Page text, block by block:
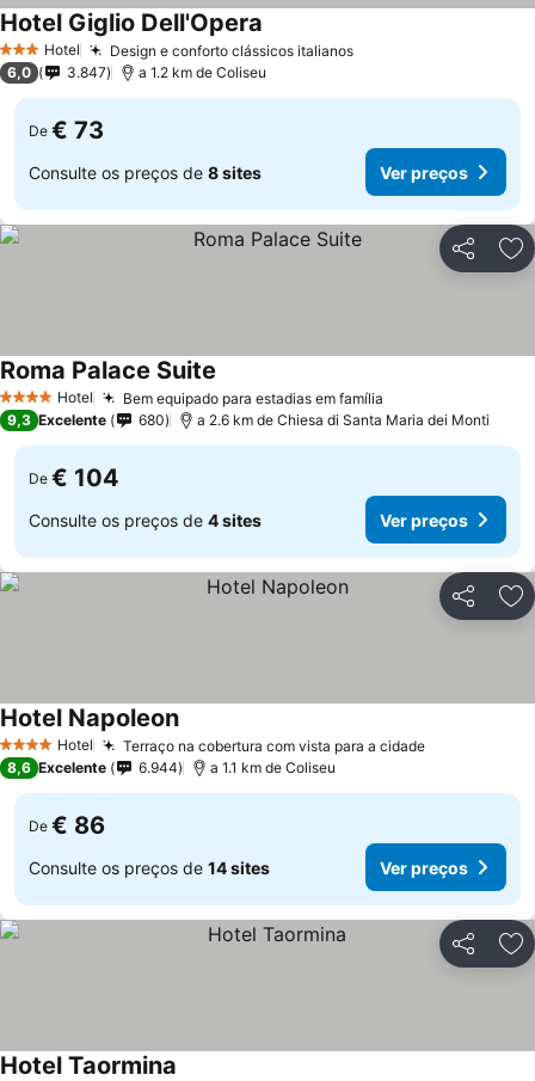
3 EstrelasHotel Design e conforto clássicos italianos
Hotel Giglio Dell'Opera
6,0 3.847 a 1.2 km de Coliseu
De € 73
Consulte os preços de 8 sites Ver preços
Partilhar
4 EstrelasHotel Bem equipado para estadias em família
Roma Palace Suite
9,3 Excelente 680 a 2.6 km de Chiesa di Santa Maria dei Monti
De € 104
Consulte os preços de 4 sites Ver preços
Partilhar
4 EstrelasHotel Terraço na cobertura com vista para a cidade
Hotel Napoleon
8,6 Excelente 6.944 a 1.1 km de Coliseu
De € 86
Consulte os preços de 14 sites Ver preços
Partilhar
Hotel Taormina